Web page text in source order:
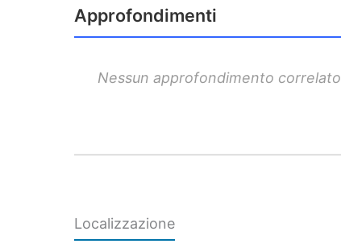
Approfondimenti
Nessun approfondimento correlato
Localizzazione